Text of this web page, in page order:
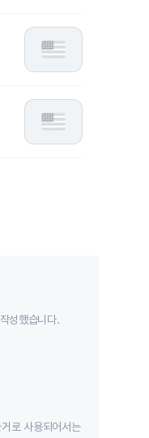
성했습니다.
로 사용되어서는